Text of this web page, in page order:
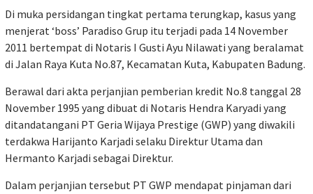
Di muka persidangan tingkat pertama terungkap, kasus yang
menjerat ‘boss’ Paradiso Grup itu terjadi pada 14 November
2011 bertempat di Notaris I Gusti Ayu Nilawati yang beralamat
di Jalan Raya Kuta No.87, Kecamatan Kuta, Kabupaten Badung.
Berawal dari akta perjanjian pemberian kredit No.8 tanggal 28
November 1995 yang dibuat di Notaris Hendra Karyadi yang
ditandatangani PT Geria Wijaya Prestige (GWP) yang diwakili
terdakwa Harijanto Karjadi selaku Direktur Utama dan
Hermanto Karjadi sebagai Direktur.
Dalam perjanjian tersebut PT GWP mendapat pinjaman dari